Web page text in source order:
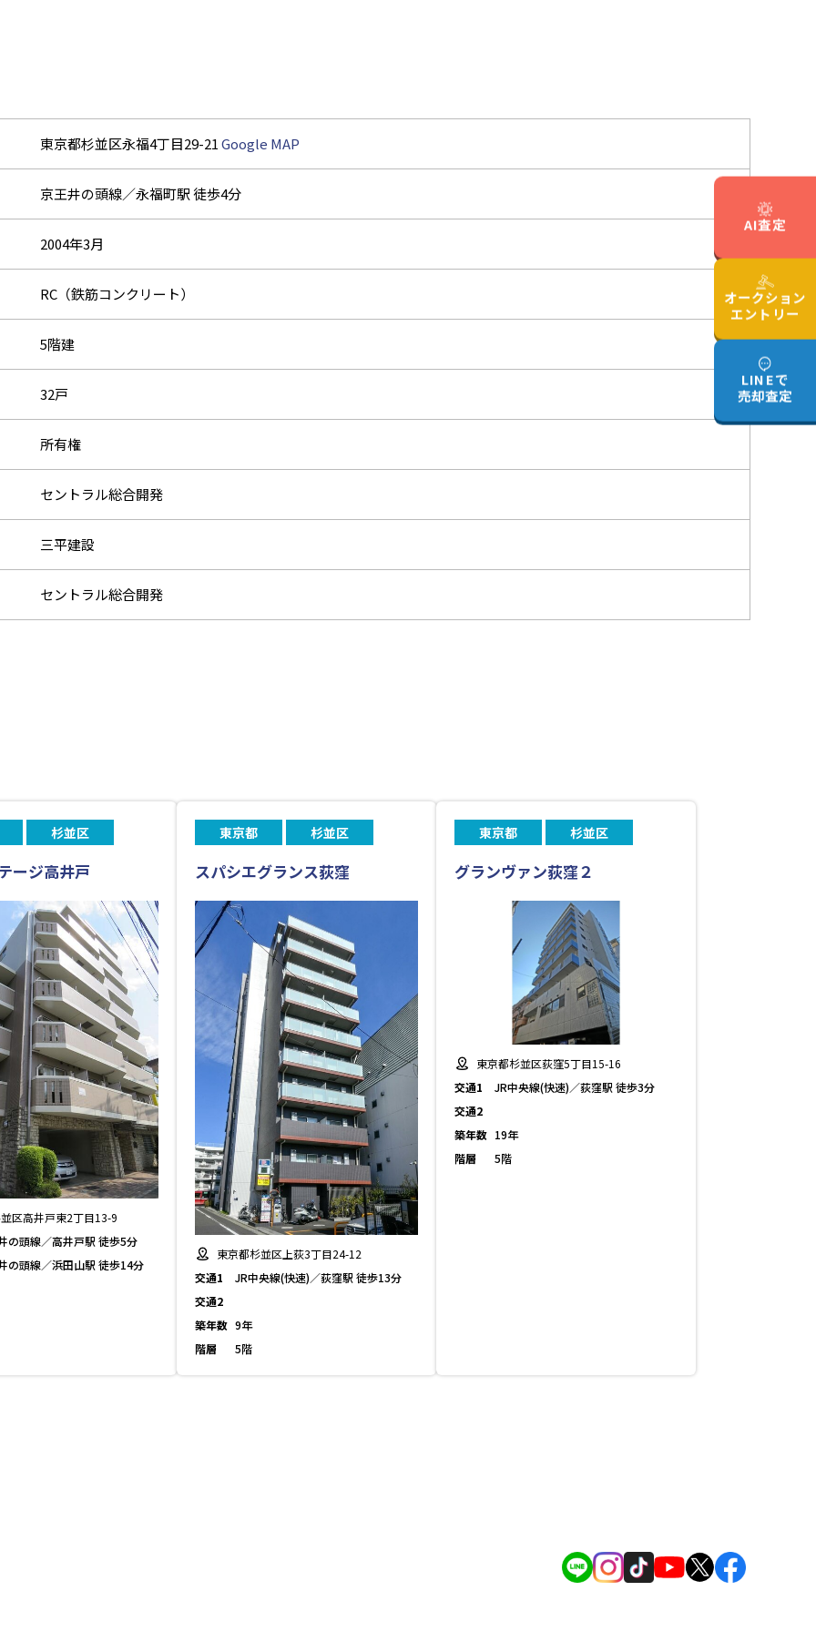
東京都杉並区永福4丁目29-21Google MAP
京王井の頭線／永福町駅 徒歩4分
2004年3月
RC（鉄筋コンクリート）
5階建
32戸
所有権
セントラル総合開発
三平建設
セントラル総合開発
杉並区
ージ高井戸
区高井戸東2丁目13-9
の頭線／高井戸駅 徒歩5分
の頭線／浜田山駅 徒歩14分
東京都 杉並区
スパシエグランス荻窪
東京都杉並区上荻3丁目24-12
交通1
JR中央線(快速)／荻窪駅 徒歩13分
交通2
築年数 9年
階層
5階
東京都 杉並区
グランヴァン荻窪２
東京都杉並区荻窪5丁目15-16
交通1
JR中央線(快速)／荻窪駅 徒歩3分
交通2
築年数 19年
階層
5階
AI査定
オークション
エントリー
LINEで
売却査定